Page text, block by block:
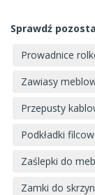
Sprawdź
Prowadnice
Zawiasy
Przepusty
Podkładki
Zaślepki do
Zamki do